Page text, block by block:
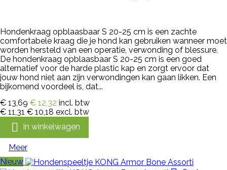
Hondenkraag opblaasbaar S 20-25 cm is een zachte
comfortabele kraag die je hond kan gebruiken wanneer moet
worden hersteld van een operatie, verwonding of blessure.
De hondenkraag opblaasbaar S 20-25 cm is een goed
alternatief voor de harde plastic kap en zorgt ervoor dat
jouw hond niet aan zijn verwondingen kan gaan likken. Een
bijkomend voordeel is, dat...
€ 13,69 € 12,32 incl. btw
€ 11,31 € 10,18 excl. btw
 In winkelwagen
Meer
Nieuw